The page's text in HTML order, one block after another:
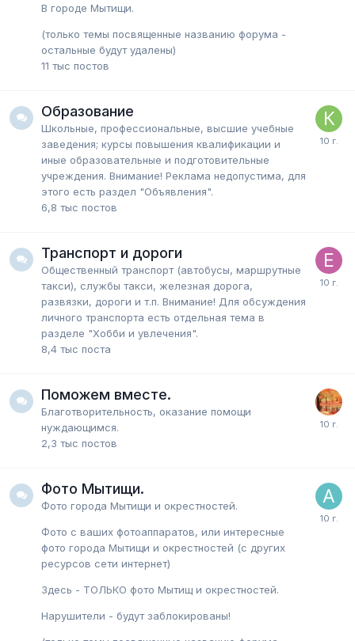
В городе Мытищи.
(только темы посвященные названию форума -
остальные будут удалены)
11 тыс постов
Образование
Школьные, профессиональные, высшие учебные
заведения; курсы повышения квалификации и
иные образовательные и подготовительные
учреждения. Внимание! Реклама недопустима, для
этого есть раздел "Объявления".
6,8 тыс постов
Транспорт и дороги
Общественный транспорт (автобусы, маршрутные
такси), службы такси, железная дорога,
развязки, дороги и т.п. Внимание! Для обсуждения
личного транспорта есть отдельная тема в
разделе "Хобби и увлечения".
8,4 тыс поста
Поможем вместе.
Благотворительность, оказание помощи
нуждающимся.
2,3 тыс постов
Фото Мытищи.
Фото города Мытищи и окрестностей.
Фото с ваших фотоаппаратов, или интересные
фото города Мытищи и окрестностей (с других
ресурсов сети интернет)
Здесь - ТОЛЬКО фото Мытищ и окрестностей.
Нарушители - будут заблокированы!